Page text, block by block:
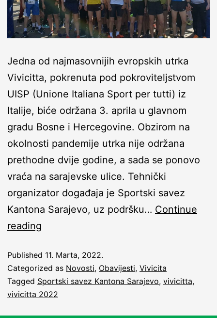
Jedna od najmasovnijih evropskih utrka
Vivicitta, pokrenuta pod pokroviteljstvom
UISP (Unione Italiana Sport per tutti) iz
Italije, biće održana 3. aprila u glavnom
gradu Bosne i Hercegovine. Obzirom na
okolnosti pandemije utrka nije održana
prethodne dvije godine, a sada se ponovo
vraća na sarajevske ulice. Tehnički
organizator događaja je Sportski savez
Kantona Sarajevo, uz podršku… Continue
reading
Published 11. Marta, 2022.
Categorized as Novosti, Obavijesti, Vivicita
Tagged Sportski savez Kantona Sarajevo, vivicitta,
vivicitta 2022